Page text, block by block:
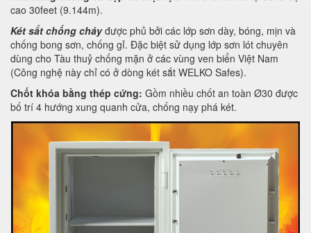
cao 30feet (9.144m).
Két sắt chống cháyđược phủ bởi các lớp sơn dày, bóng, mịn và
chống bong sơn, chống gỉ. Đặc biệt sử dụng lớp sơn lót chuyên
dùng cho Tàu thuỷ chống mặn ở các vùng ven biển Việt Nam
(Công nghệ này chỉ có ở dòng két sắt WELKO Safes).
Chốt khóa bằng thép cứng: Gồm nhiều chốt an toàn Ø30 được
bố trí 4 hướng xung quanh cửa, chống nạy phá két.